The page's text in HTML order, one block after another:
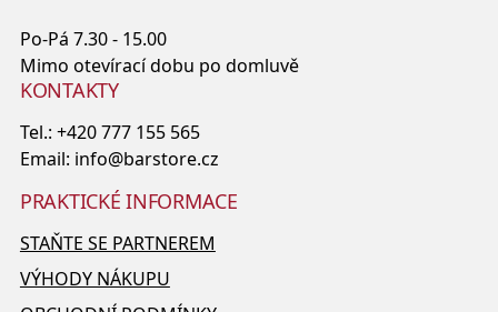
Po-Pá 7.30 - 15.00
Mimo otevírací dobu po domluvě
KONTAKTY
Tel.: +420 777 155 565
Email: info@barstore.cz
PRAKTICKÉ INFORMACE
STAŇTE SE PARTNEREM
VÝHODY NÁKUPU